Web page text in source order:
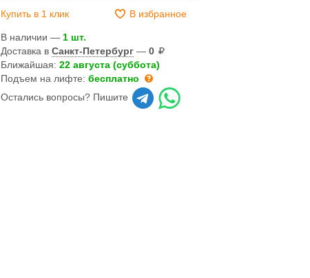
Купить в 1 клик В избранное
В наличии — 1 шт.
Доставка вСанкт-Петербург —0
Ближайшая:22 августа (суббота)
Подъем на лифте:бесплатно
Остались вопросы? Пишите